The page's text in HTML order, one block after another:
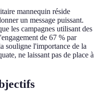
mannequin réside
un message puissant.
les campagnes utilisant des
de 67 % par
souligne l'importance de la
ne laissant pas de place à